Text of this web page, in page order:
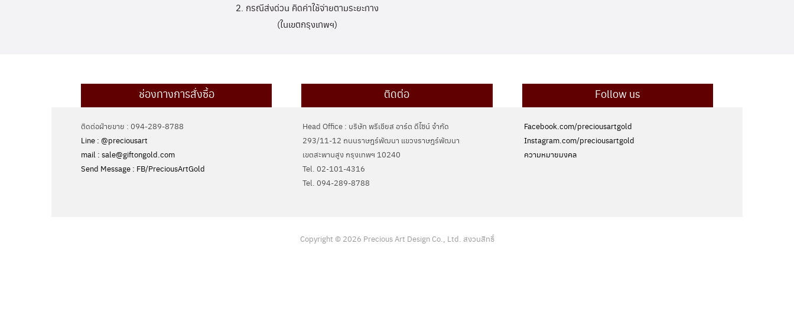
2. กรณีส่งด่วน คิดค่าใช้จ่ายตามระยะทาง
(ในเขตกรุงเทพฯ)
ช่องทางการสั่งซื้อ ติดต่อ Follow us
ติดต่อฝ่ายขาย : 094-289-8788
Line : @preciousart
mail : sale@giftongold.com
Send Message : FB/PreciousArtGold
Head Office : บริษัท พรีเชียส อาร์ต ดีไซน์ จำกัด
293/11-12 ถนนราษฎร์พัฒนา แขวงราษฎร์พัฒนา
เขตสะพานสูง กรุงเทพฯ 10240
Tel. 02-101-4316
Tel. ‭094-289-8788‬
Facebook.com/preciousartgold
Instagram.com/preciousartgold
ความหมายมงคล
Copyright © 2026 Precious Art Design Co., Ltd. สงวนสิทธิ์